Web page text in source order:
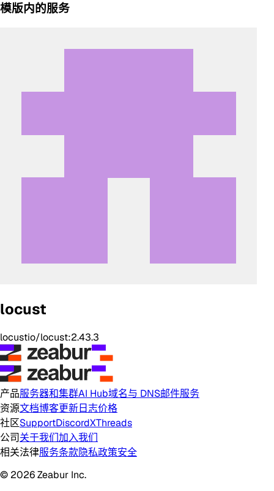
模版内的服务
locust
locustio/locust:2.43.3
产品服务器和集群AI Hub域名与 DNS邮件服务
资源文档博客更新日志价格
社区SupportDiscordXThreads
公司关于我们加入我们
相关法律服务条款隐私政策安全
© 2026 Zeabur Inc.